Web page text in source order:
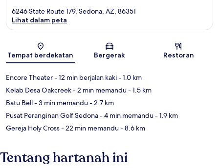
Peta
6246 State Route 179, Sedona, AZ, 86351
Lihat dalam peta
Tempat berdekatan Bergerak Restoran
Encore Theater- 12 min berjalan kaki- 1.0 km
Kelab Desa Oakcreek- 2 min memandu- 1.5 km
Batu Bell- 3 min memandu- 2.7 km
Pusat Peranginan Golf Sedona- 4 min memandu- 1.9 km
Gereja Holy Cross- 22 min memandu- 8.6 km
Tentang hartanah ini